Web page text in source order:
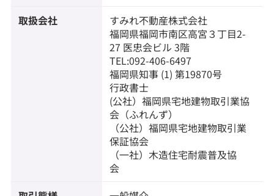
取扱会社
すみれ不動産株式会社
福岡県福岡市南区高宮３丁目2-
27 医忠会ビル 3階
TEL:092-406-6497
福岡県知事 (1) 第19870号
行政書士
(公社）福岡県宅地建物取引業協
会（ふれんず）
（公社）福岡県宅地建物取引業
保証協会
（一社）木造住宅耐震普及協
会